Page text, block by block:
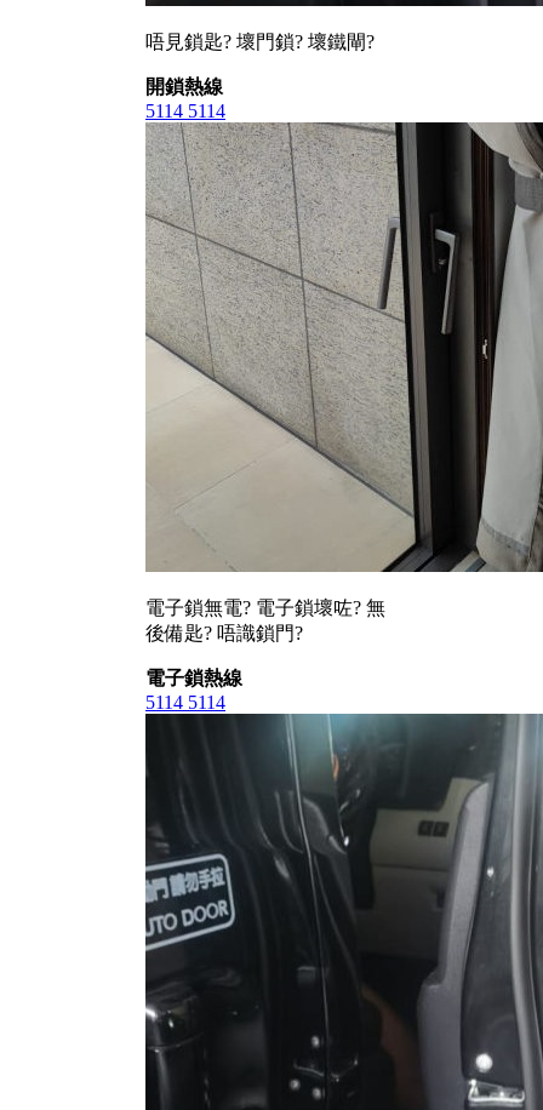
唔見鎖匙? 壞門鎖? 壞鐵閘?
開鎖熱線
5114 5114
電子鎖無電? 電子鎖壞咗? 無
後備匙? 唔識鎖門?
電子鎖熱線
5114 5114